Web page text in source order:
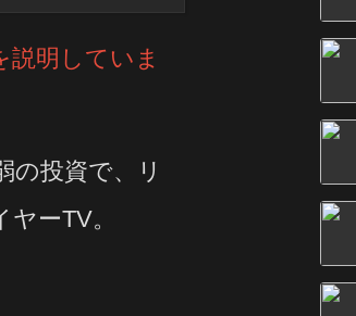
説明していま
の投資で、リ
ーTV。